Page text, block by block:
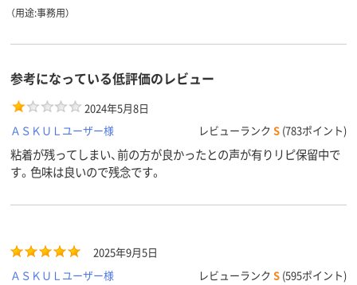
（用途:事務用）
参考になっている低評価のレビュー
2024年5月8日
ＡＳＫＵＬユーザー様
レビューランク S (783ポイント)
粘着が残ってしまい、前の方が良かったとの声が有りリピ保留中で
す。色味は良いので残念です。
2025年9月5日
ＡＳＫＵＬユーザー様
レビューランク S (595ポイント)